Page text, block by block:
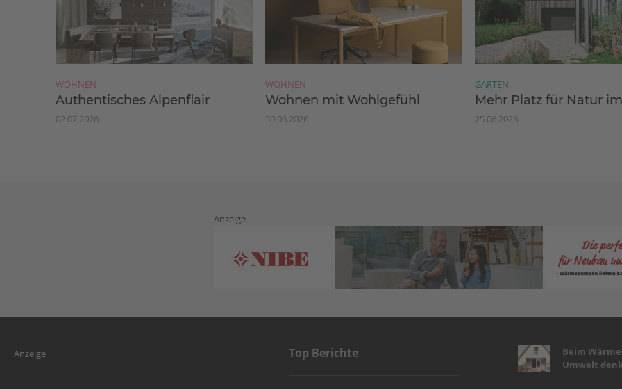
WOHNEN
Authentisches Alpenflair
02.07.2026
WOHNEN
Wohnen mit Wohlgefühl
30.06.2026
GARTEN
Mehr Platz für Natur
25.06.2026
Anzeige
Anzeige Top Berichte
Beim
Umwelt